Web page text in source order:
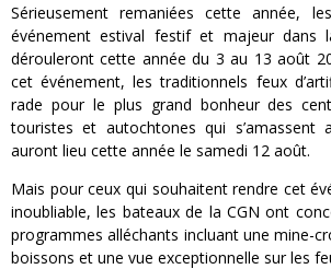
Sérieusement remaniées cette année,
événement estival festif et majeur dans
dérouleront cette année du 3 au 13 août
cet événement, les traditionnels feux
rade pour le plus grand bonheur des
touristes et autochtones qui s’amassent
auront lieu cette année le samedi 12 août.
Mais pour ceux qui souhaitent rendre cet
inoubliable, les bateaux de la CGN ont
programmes alléchants incluant une mine-
boissons et une vue exceptionnelle sur les